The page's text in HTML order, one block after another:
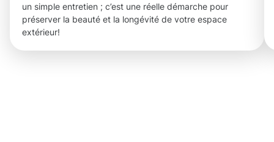
un simple entretien ; c’est une réelle démarche pour
préserver la beauté et la longévité de votre espace
extérieur!